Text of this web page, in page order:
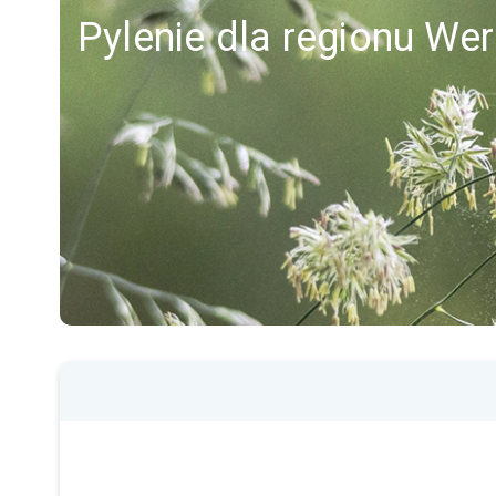
Pylenie dla regionu